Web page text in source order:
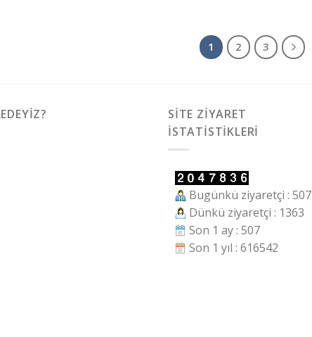
1 2 3
SITE ZIYARET
İSTATISTIKLERI
Bugünkü ziyaretçi : 507
Dünkü ziyaretçi : 1363
Son 1 ay : 507
Son 1 yıl : 616542